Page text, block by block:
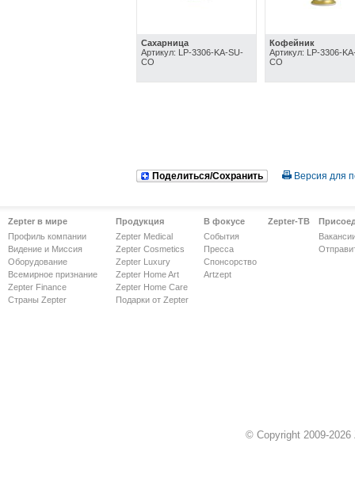
Сахарница
Артикул: LP-3306-KA-SU-
CO
Кофейник
Артикул: LP-3306-
CO
Поделиться/Сохранить Версия для
Zepter в мире
Профиль компании
Видение и Миссия
Оборудование
Всемирное признание
Zepter Finance
Страны Zepter
Продукция
Zepter Medical
Zepter Cosmetics
Zepter Luxury
Zepter Home Art
Zepter Home Care
Подарки от Zepter
В фокусе
События
Пресса
Спонсорство
Artzept
Zepter-ТВ
© Copyright 2009-